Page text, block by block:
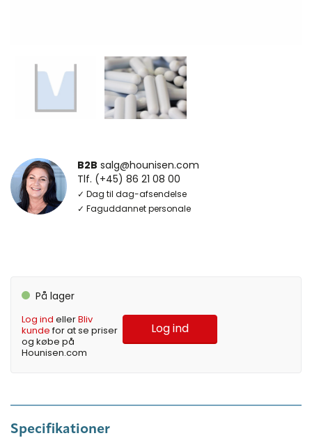
B2B salg@hounisen.com
Tlf. (+45) 86 21 08 00
✓ Dag til dag-afsendelse
✓ Faguddannet personale
På lager
Log ind ellerBliv
kundefor at se priser
og købe på
Hounisen.com
Log ind
Specifikationer